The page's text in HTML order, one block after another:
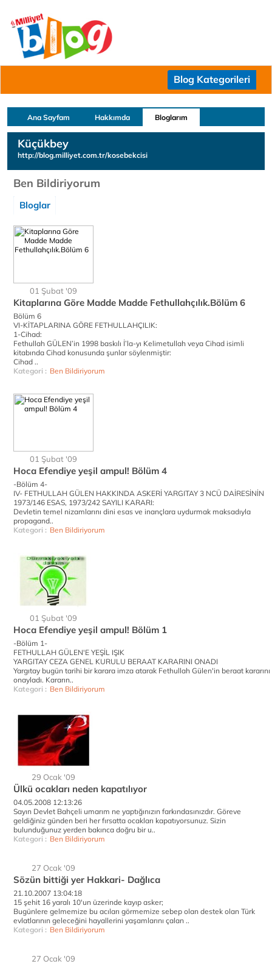
Blog Kategorileri
Ana Sayfam Hakkımda Bloglarım
Küçükbey
http://blog.milliyet.com.tr/kosebekcisi
Ben Bildiriyorum
Bloglar
01 Şubat '09
Kitaplarına Göre Madde Madde Fethullahçılık.Bölüm 6
Bölüm 6
VI-KİTAPLARINA GÖRE FETHULLAHÇILIK:
1-Cihad:
Fethullah GÜLEN’in 1998 baskılı İ’la-yı Kelimetullah veya Cihad isimli
kitabında Cihad konusunda şunlar söylenmiştir:
Cihad ..
Kategori : Ben Bildiriyorum
01 Şubat '09
Hoca Efendiye yeşil ampul! Bölüm 4
-Bölüm 4-
IV- FETHULLAH GÜLEN HAKKINDA ASKERİ YARGITAY 3 NCÜ DAİRESİNİN
1973/146 ESAS, 1973/242 SAYILI KARARI:
Devletin temel nizamlarını dini esas ve inançlara uydurmak maksadıyla
propagand..
Kategori : Ben Bildiriyorum
01 Şubat '09
Hoca Efendiye yeşil ampul! Bölüm 1
-Bölüm 1-
FETHULLAH GÜLEN'E YEŞİL IŞIK
YARGITAY CEZA GENEL KURULU BERAAT KARARINI ONADI
Yargıtay bugün tarihi bir karara imza atarak Fethullah Gülen'in beraat kararını
onayladı. Kararın..
Kategori : Ben Bildiriyorum
29 Ocak '09
Ülkü ocakları neden kapatılıyor
04.05.2008 12:13:26
Sayın Devlet Bahçeli umarım ne yaptığınızın farkındasınızdır. Göreve
geldiğiniz günden beri her fırsatta ocakları kapatıyorsunuz. Sizin
bulunduğunuz yerden bakınca doğru bir u..
Kategori : Ben Bildiriyorum
27 Ocak '09
Sözün bittiği yer Hakkari- Dağlıca
21.10.2007 13:04:18
15 şehit 16 yaralı 10'un üzerinde kayıp asker;
Bugünlere gelmemize bu acıları görmemize sebep olan destek olan Türk
evlatlarının geleceğini hayallerini yaşamlarını çalan ..
Kategori : Ben Bildiriyorum
27 Ocak '09